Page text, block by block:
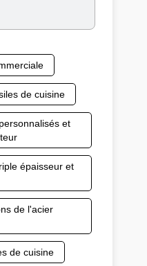
de cuisine
et
épaisseur et
de l'acier
de cuisine